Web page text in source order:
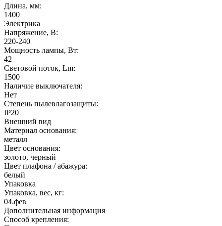
Длина, мм:
1400
Электрика
Напряжение, В:
220-240
Мощность лампы, Вт:
42
Световой поток, Lm:
1500
Наличие выключателя:
Нет
Степень пылевлагозащиты:
IP20
Внешний вид
Материал основания:
металл
Цвет основания:
золото, черный
Цвет плафона / абажура:
белый
Упаковка
Упаковка, вес, кг:
04.фев
Дополнительная информация
Способ крепления: